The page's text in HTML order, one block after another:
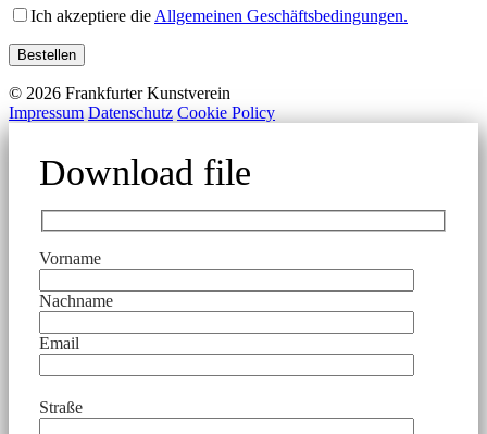
Ich akzeptiere die Allgemeinen Geschäftsbedingungen.
© 2026 Frankfurter Kunstverein
Impressum Datenschutz Cookie Policy
Download file
Vorname
Nachname
Email
Straße